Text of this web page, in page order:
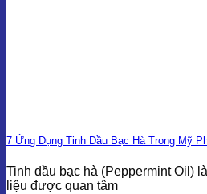
7 Ứng Dụng Tinh Dầu Bạc Hà Trong Mỹ
Tinh dầu bạc hà (Peppermint Oil)
liệu được quan tâm